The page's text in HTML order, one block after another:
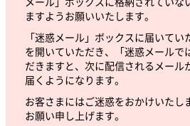
ますようお願いいたします。
「迷惑メール」ボックスに届いて
を開いていただき、「迷惑メールで
だきますと、次に配信されるメール
届くようになります。
お客さまにはご迷惑をおかけいたし
お願い申し上げます。